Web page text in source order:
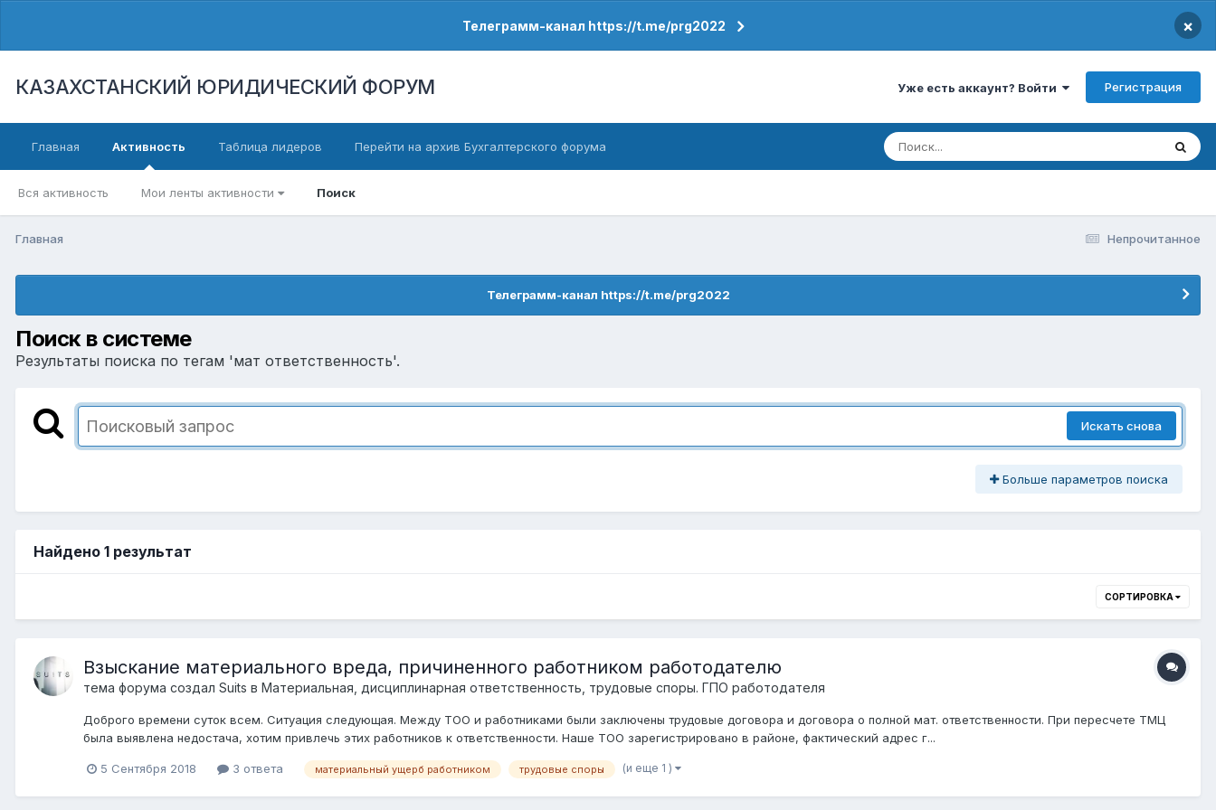
Телеграмм-канал https://t.me/prg2022 ×
КАЗАХСТАНСКИЙ ЮРИДИЧЕСКИЙ ФОРУМ Уже есть аккаунт? Войти Регистрация
Главная Активность
Вся активность Мои ленты активности Поиск
Таблица лидеров Перейти на архив Бухгалтерского форума
Непрочитанное
Главная
Телеграмм-канал https://t.me/prg2022
Поиск в системе
Результаты поиска по тегам 'мат ответственность'.
Искать снова
Больше параметров поиска
Найдено 1 результат
СОРТИРОВКА
Взыскание материального вреда, причиненного работником работодателю
тема форума создал Suits в Материальная, дисциплинарная ответственность, трудовые споры. ГПО работодателя
Доброго времени суток всем. Ситуация следующая. Между ТОО и работниками были заключены трудовые договора и договора о полной мат. ответственности. При пересчете ТМЦ
была выявлена недостача, хотим привлечь этих работников к ответственности. Наше ТОО зарегистрировано в районе, фактический адрес г...
5 Сентября 2018 3 ответа материальный ущерб работником трудовые споры (и еще 1 )